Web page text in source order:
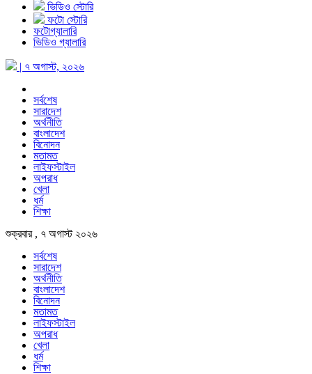
ভিডিও স্টোরি
ফটো স্টোরি
ফটোগ্যালারি
ভিডিও গ্যালারি
| ৭ অগাস্ট, ২০২৬
সর্বশেষ
সারাদেশ
অর্থনীতি
বাংলাদেশ
বিনোদন
মতামত
লাইফস্টাইল
অপরাধ
খেলা
ধর্ম
শিক্ষা
শুক্রবার , ৭ অগাস্ট ২০২৬
সর্বশেষ
সারাদেশ
অর্থনীতি
বাংলাদেশ
বিনোদন
মতামত
লাইফস্টাইল
অপরাধ
খেলা
ধর্ম
শিক্ষা